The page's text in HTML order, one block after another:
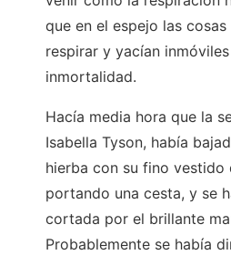
que en el espejo las
respirar y yacían
inmortalidad.
Hacía media hora que la
Isabella Tyson, había
hierba con su fino vestido
portando una cesta, y se
cortada por el brillante
Probablemente se había